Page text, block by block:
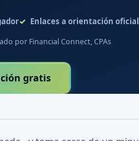
Enlaces a orientación oficial
por Financial Connect, CPAs
gratis